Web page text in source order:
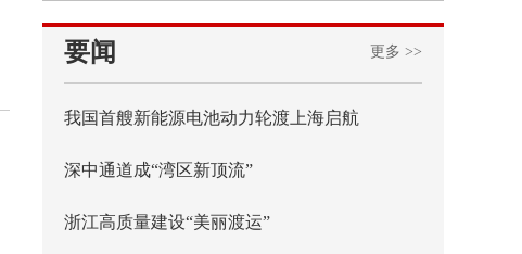
要闻 更多 >>
我国首艘新能源电池动力轮渡上海启航
深中通道成“湾区新顶流”
浙江高质量建设“美丽渡运”